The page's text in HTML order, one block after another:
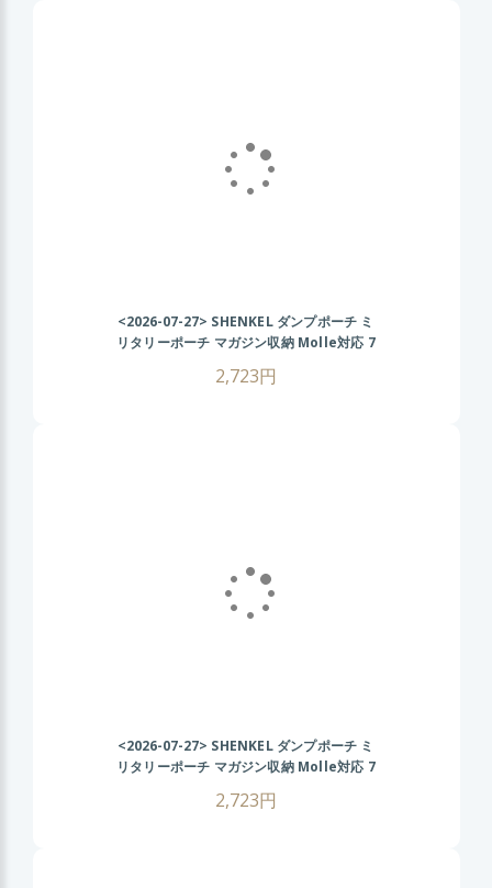
<2026-07-27> SHENKEL ダンプポーチ ミ
リタリーポーチ マガジン収納 Molle対応 7
ク
2,723円
<2026-07-27> SHENKEL ダンプポーチ ミ
リタリーポーチ マガジン収納 Molle対応 7
2,723円